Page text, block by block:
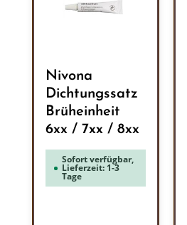
Nivona
Dichtungssatz
Brüheinheit
6xx / 7xx / 8xx
Sofort verfügbar,
Lieferzeit: 1-3
Tage